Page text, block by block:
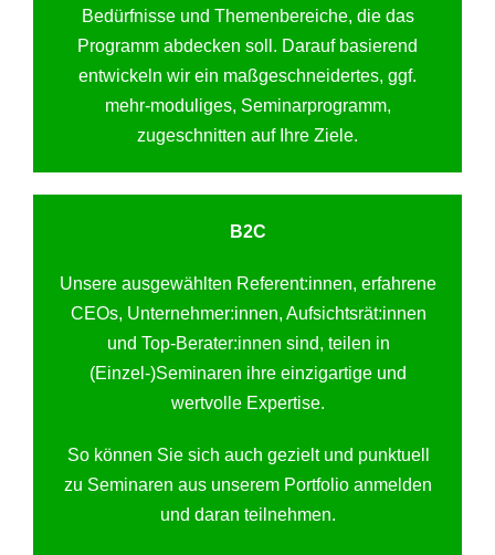
Bedürfnisse und Themenbereiche, die das
Programm abdecken soll. Darauf basierend
entwickeln wir ein maßgeschneidertes, ggf.
mehr-moduliges, Seminarprogramm,
zugeschnitten auf Ihre Ziele.
B2C
Unsere ausgewählten Referent:innen, erfahrene
CEOs, Unternehmer:innen, Aufsichtsrät:innen
und Top-Berater:innen sind, teilen in
(Einzel-)Seminaren ihre einzigartige und
wertvolle Expertise.
So können Sie sich auch gezielt und punktuell
zu Seminaren aus unserem Portfolio anmelden
und daran teilnehmen.